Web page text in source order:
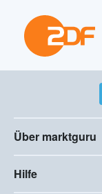
Über marktguru
Hilfe